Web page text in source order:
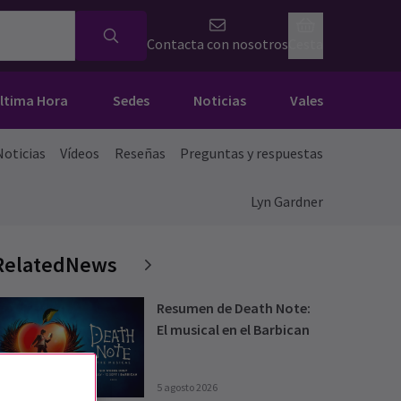
Contacta con nosotros
Hora Sedes Noticias Vales
Vídeos Reseñas Preguntas y respuestas
Lyn Gardner
Resumen de Death Note:
El musical en el Barbican
5 agosto 2026